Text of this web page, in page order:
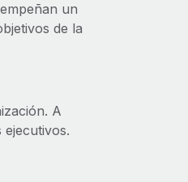
un
de la
A